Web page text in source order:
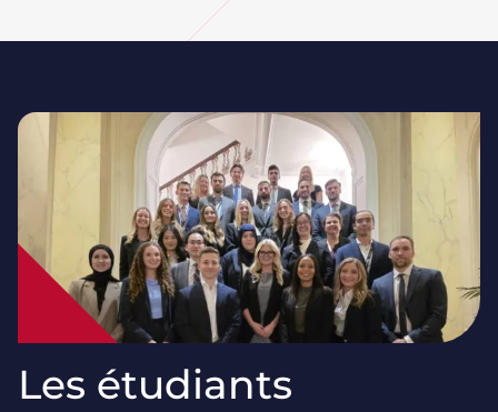
Les étudiants